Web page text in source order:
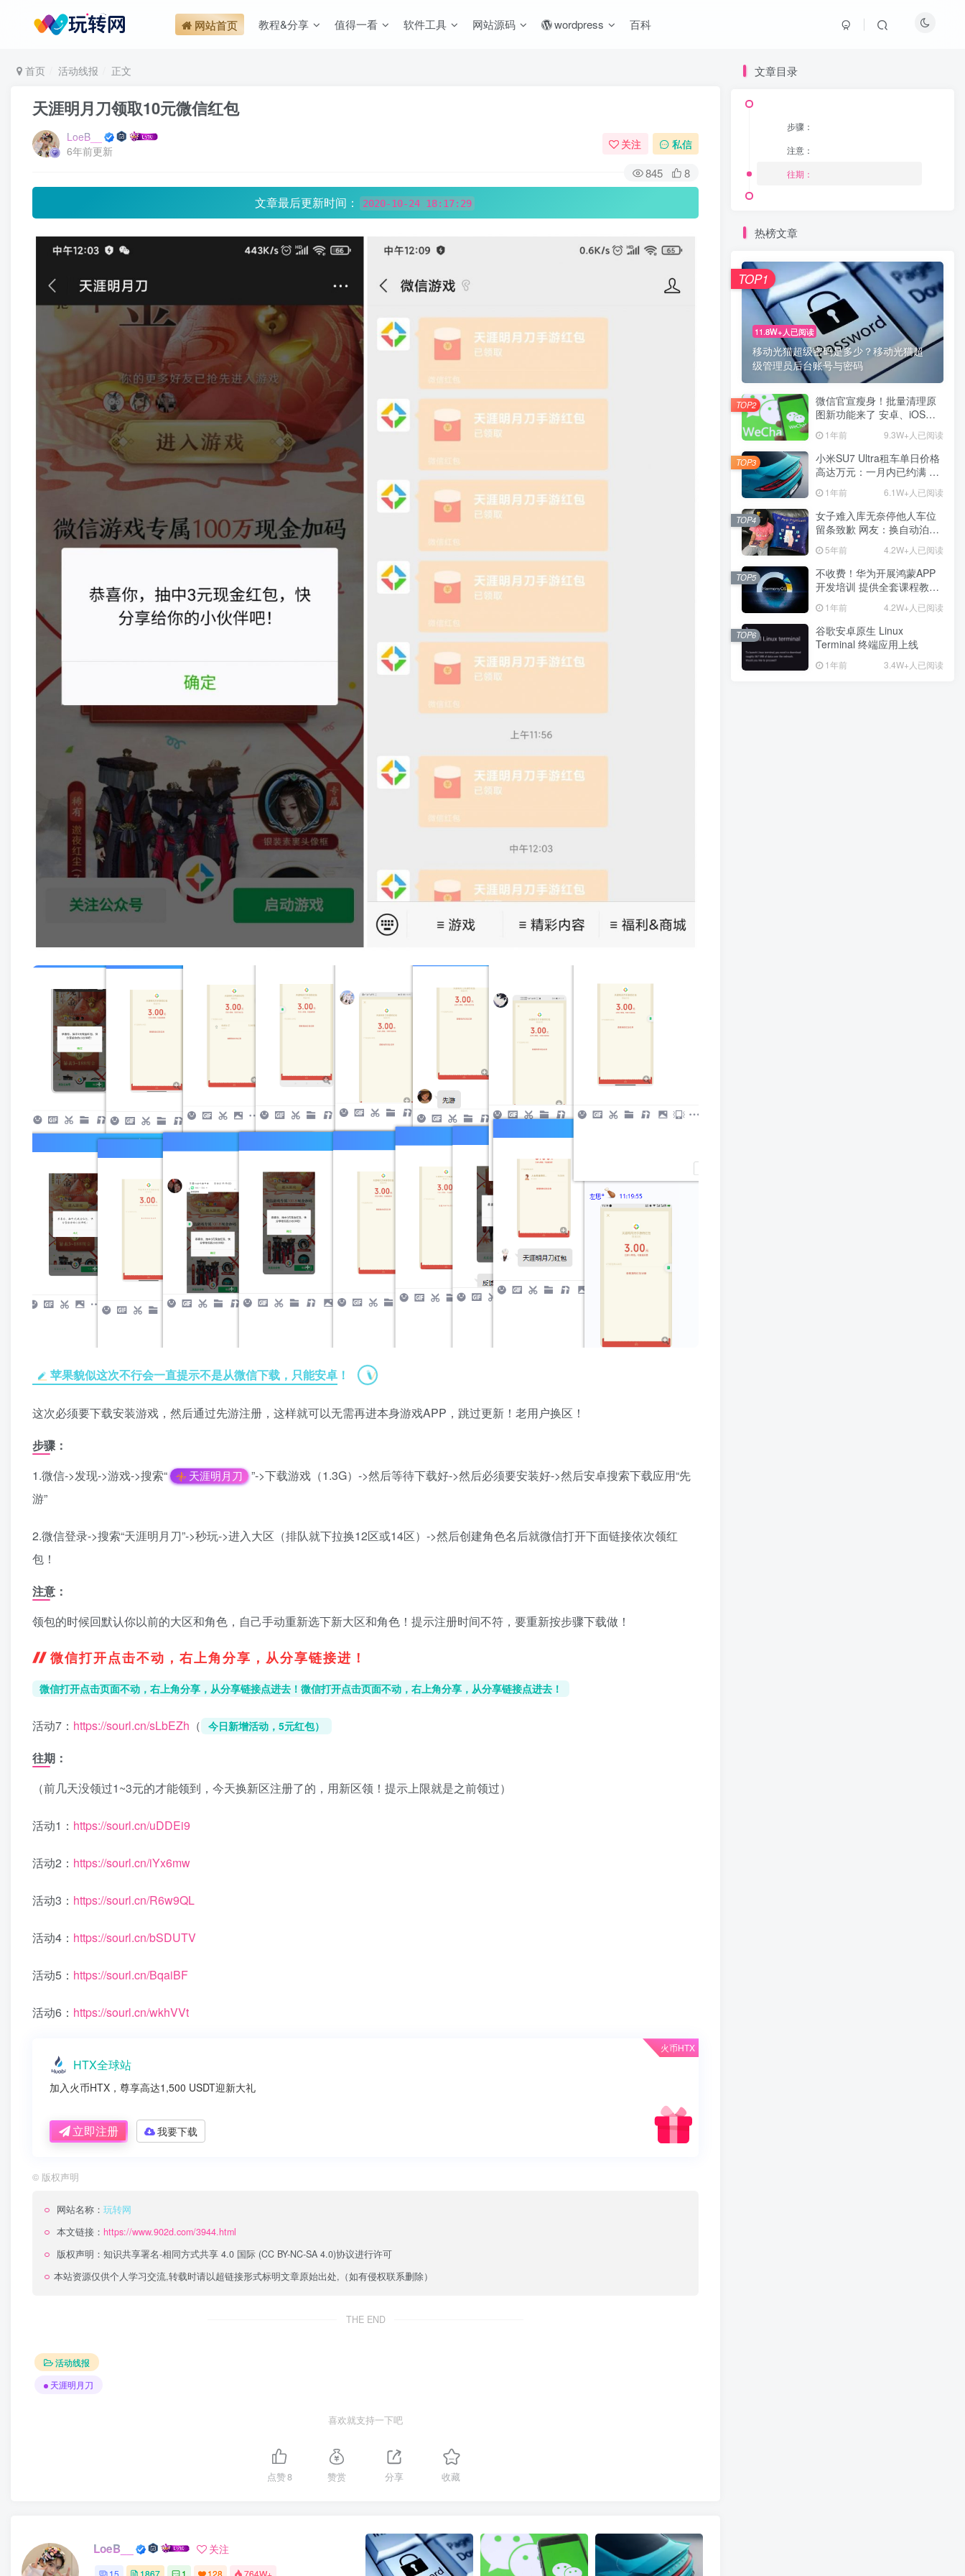
网站首页 教程&分享 值得一看 软件工具 网站源码 wordpress 百科
首页 活动线报 正文
天涯明月刀领取10元微信红包
LoeB__
6年前更新
关注 私信
845 8
文章最后更新时间： 2020-10-24 18:17:29
苹果貌似这次不行会一直提示不是从微信下载，只能安卓！
这次必须要下载安装游戏，然后通过先游注册，这样就可以无需再进本身游戏APP，跳过更新！老用户换区！
步骤：
1.微信->发现->游戏->搜索“
天涯明月刀
”->下载游戏（1.3G）->然后等待下载好->然后必须要安装好->然后安卓搜索下载应用“先
游”
2.微信登录->搜索“天涯明月刀”->秒玩->进入大区（排队就下拉换12区或14区）->然后创建角色名后就微信打开下面链接依次领红
包！
注意：
领包的时候回默认你以前的大区和角色，自己手动重新选下新大区和角色！提示注册时间不符，要重新按步骤下载做！
微信打开点击不动，右上角分享，从分享链接进！
微信打开点击页面不动，右上角分享，从分享链接点进去！微信打开点击页面不动，右上角分享，从分享链接点进去！
活动7： https://sourl.cn/sLbEZh （ 今日新增活动，5元红包）
往期：
（前几天没领过1~3元的才能领到，今天换新区注册了的，用新区领！提示上限就是之前领过）
活动1： https://sourl.cn/uDDEi9
活动2： https://sourl.cn/iYx6mw
活动3： https://sourl.cn/R6w9QL
活动4： https://sourl.cn/bSDUTV
活动5： https://sourl.cn/BqaiBF
活动6： https://sourl.cn/wkhVVt
火币HTX
HTX全球站
加入火币HTX，尊享高达1,500 USDT迎新大礼
立即注册 我要下载
© 版权声明
网站名称： 玩转网
本文链接： https://www.902d.com/3944.html
版权声明： 知识共享署名-相同方式共享 4.0 国际 (CC BY-NC-SA 4.0)协议进行许可
本站资源仅供个人学习交流,转载时请以超链接形式标明文章原始出处,（如有侵权联系删除）
THE END
活动线报
天涯明月刀
喜欢就支持一下吧
点赞8 赞赏 分享 收藏
LoeB__ 关注
15 1867 1 128 764W+
文章目录
步骤：
注意：
往期：
热榜文章
11.8W+人已阅读
移动光猫超级密码是多少？移动光猫超
级管理员后台账号与密码
TOP1
微信官宣瘦身！批量清理原
图新功能来了 安卓、iOS均
1年前 9.3W+人已阅读
TOP2
小米SU7 Ultra租车单日价格
高达万元：一月内已约满 预
1年前 6.1W+人已阅读
TOP3
女子难入库无奈停他人车位
留条致歉 网友：换自动泊车
5年前 4.2W+人已阅读
TOP4
不收费！华为开展鸿蒙APP
开发培训 提供全套课程教学
1年前 4.2W+人已阅读
TOP5
谷歌安卓原生 Linux
Terminal 终端应用上线
1年前 3.4W+人已阅读
TOP6
文章目录
步骤：
注意：
往期：
热榜文章
11.8W+人已阅读
移动光猫超级密码是多少？移动光猫超
级管理员后台账号与密码
TOP1
微信官宣瘦身！批量清理原
图新功能来了 安卓、iOS均
1年前 9.3W+人已阅读
TOP2
小米SU7 Ultra租车单日价格
高达万元：一月内已约满 预
1年前 6.1W+人已阅读
TOP3
女子难入库无奈停他人车位
留条致歉 网友：换自动泊车
5年前 4.2W+人已阅读
TOP4
不收费！华为开展鸿蒙APP
开发培训 提供全套课程教学
1年前 4.2W+人已阅读
TOP5
谷歌安卓原生 Linux
Terminal 终端应用上线
1年前 3.4W+人已阅读
TOP6